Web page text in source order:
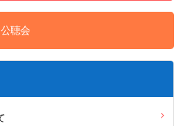
聴会